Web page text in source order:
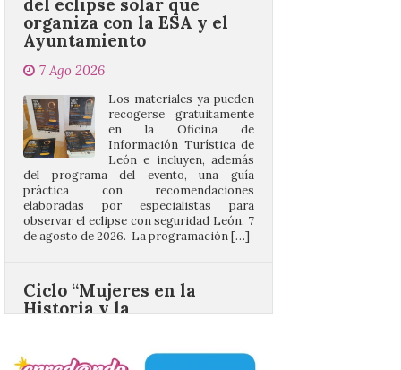
7 Ago 2026
Los materiales ya pueden
León e incluyen, además
del programa del evento, una guía
práctica con recomendaciones
elaboradas por especialistas para
observar el eclipse con seguridad León, 7
de agosto de 2026. La programación […]
Ciclo “Mujeres en la
Historia y la
Benavides de Órbigo.
7 Ago 2026
Alonso, sobre la